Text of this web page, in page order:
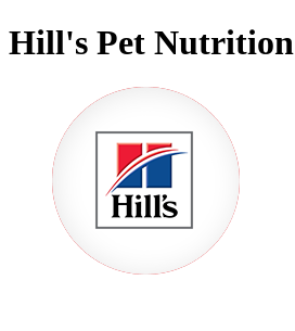
Hill's Pet Nutrition